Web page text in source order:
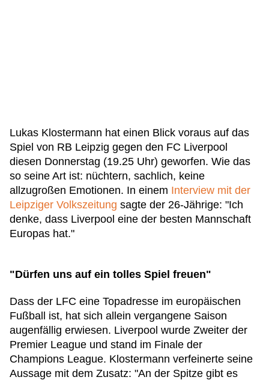
Lukas Klostermann hat einen Blick voraus auf das
Spiel von RB Leipzig gegen den FC Liverpool
diesen Donnerstag (19.25 Uhr) geworfen. Wie das
so seine Art ist: nüchtern, sachlich, keine
allzugroßen Emotionen. In einem Interview mit der
Leipziger Volkszeitung sagte der 26-Jährige: "Ich
denke, dass Liverpool eine der besten Mannschaft
Europas hat."
"Dürfen uns auf ein tolles Spiel freuen"
Dass der LFC eine Topadresse im europäischen
Fußball ist, hat sich allein vergangene Saison
augenfällig erwiesen. Liverpool wurde Zweiter der
Premier League und stand im Finale der
Champions League. Klostermann verfeinerte seine
Aussage mit dem Zusatz: "An der Spitze gibt es